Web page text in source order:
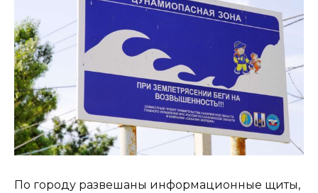
По городу развешаны информационные щиты,